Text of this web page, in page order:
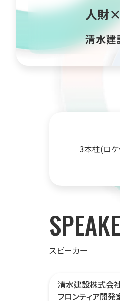
人財
清水建
3本柱(ロケ
スピーカー
清水建設株式会
フロンティア開